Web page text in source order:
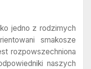
jedno z rodzimych
smakosze
rozpowszechniona
naszych